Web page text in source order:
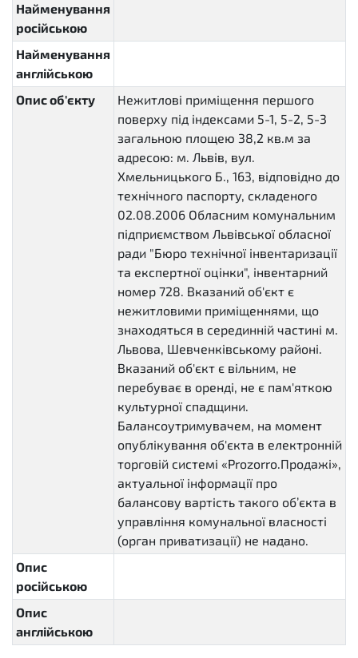
Найменування
російською
Найменування
англійською
Опис об'єкту
Нежитлові приміщення першого
поверху під індексами 5-1, 5-2, 5-3
загальною площею 38,2 кв.м за
адресою: м. Львів, вул.
Хмельницького Б., 163, відповідно до
технічного паспорту, складеного
02.08.2006 Обласним комунальним
підприємством Львівської обласної
ради "Бюро технічної інвентаризації
та експертної оцінки", інвентарний
номер 728. Вказаний об'єкт є
нежитловими приміщеннями, що
знаходяться в серединній частині м.
Львова, Шевченківському районі.
Вказаний об'єкт є вільним, не
перебуває в оренді, не є пам'яткою
культурної спадщини.
Балансоутримувачем, на момент
опублікування об'єкта в електронній
торговій системі «Prozorro.Продажі»,
актуальної інформації про
балансову вартість такого об’єкта в
управління комунальної власності
(орган приватизації) не надано.
Опис
російською
Опис
англійською